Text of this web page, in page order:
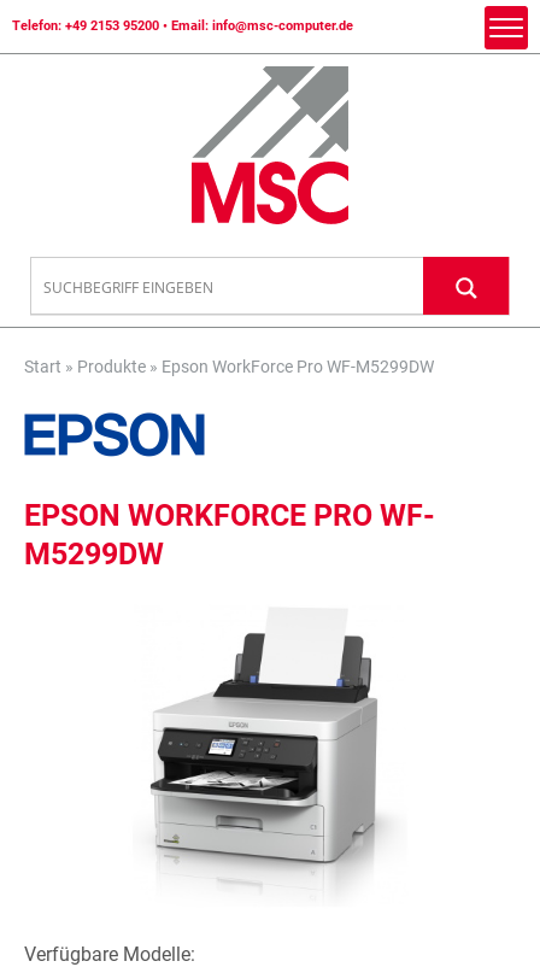
Telefon: +49 2153 95200 • Email: info@msc-computer.de
Start » Produkte » Epson WorkForce Pro WF-M5299DW
EPSON WORKFORCE PRO WF-
M5299DW
Verfügbare Modelle: